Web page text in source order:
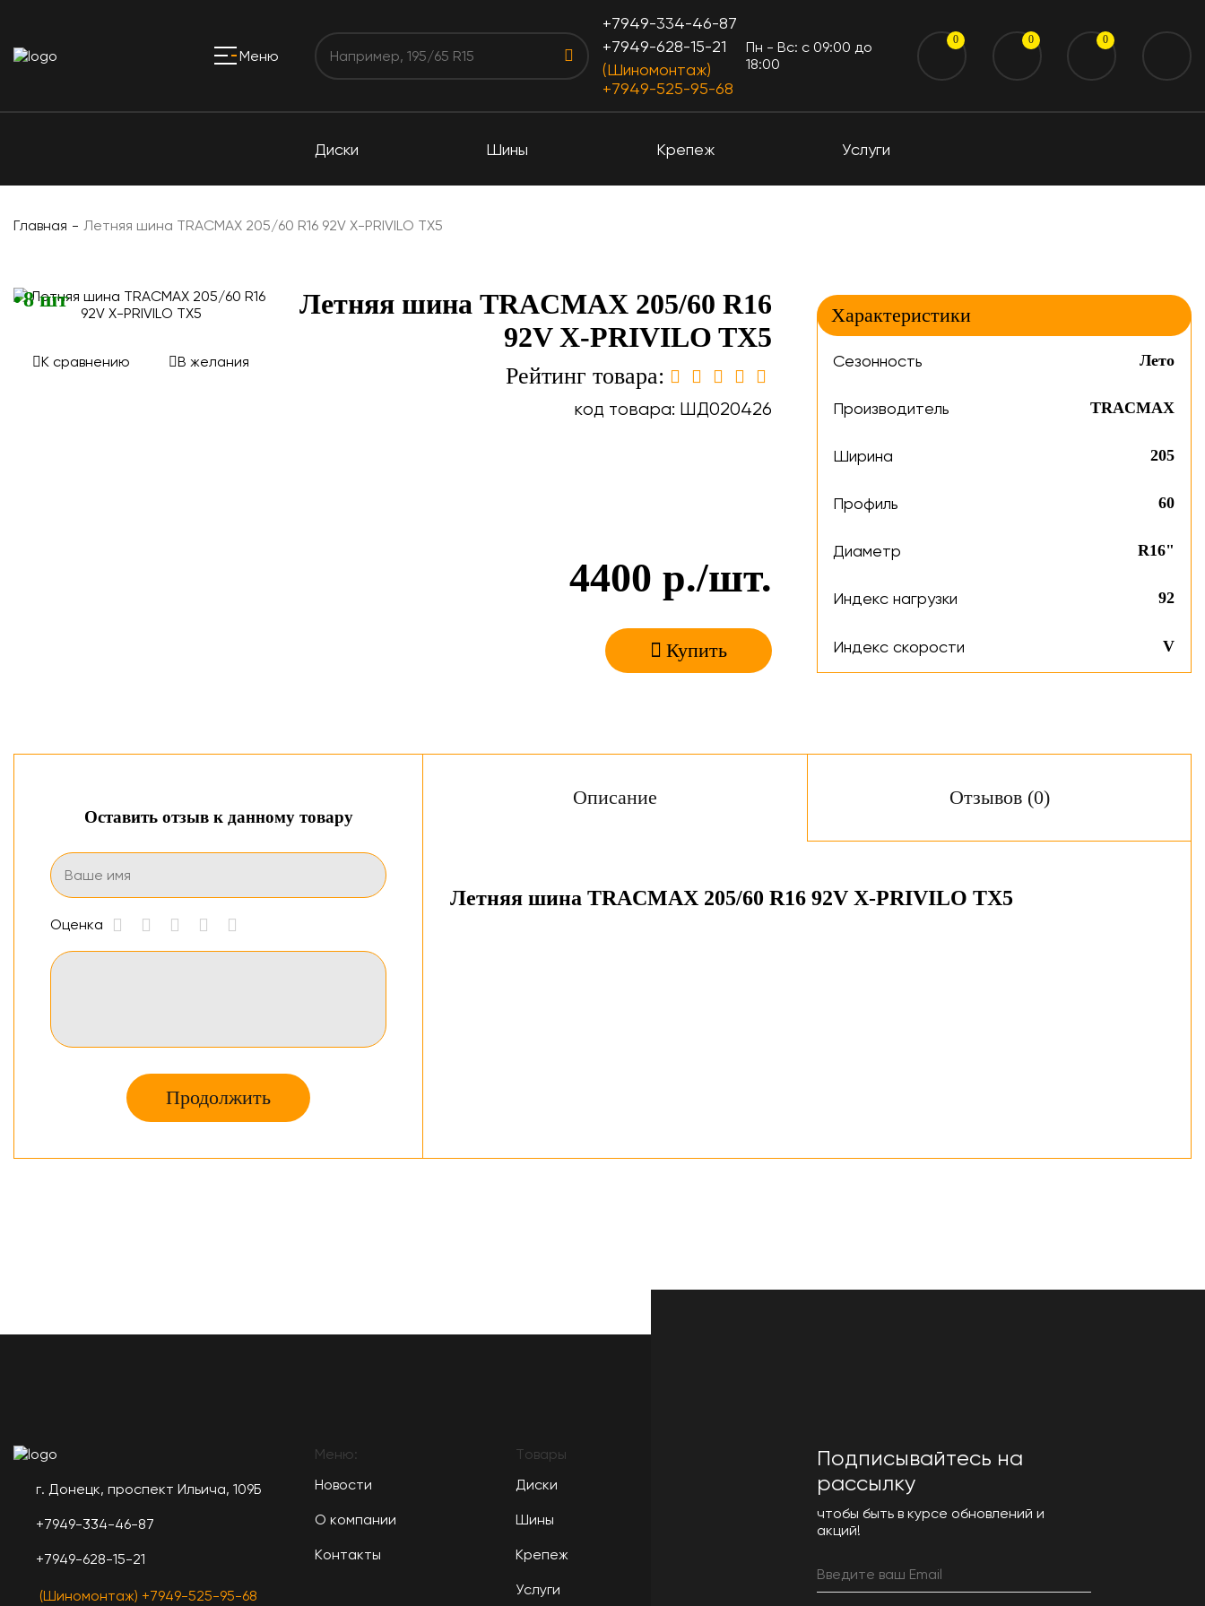
Меню
+7949-334-46-87
+7949-628-15-21
(Шиномонтаж)
+7949-525-95-68
Пн - Вс: c 09:00 до
18:00
0 0 0
Диски Шины Крепеж Услуги
Главная Летняя шина TRACMAX 205/60 R16 92V X-PRIVILO TX5
8 шт
К сравнению В желания
Летняя шина TRACMAX 205/60 R16
92V X-PRIVILO TX5
Рейтинг товара:
код товара: ШД020426
4400 р./шт.
Купить
Характеристики
Сезонность Лето
Производитель TRACMAX
Ширина 205
Профиль 60
Диаметр R16"
Индекс нагрузки 92
Индекс скорости V
Оставить отзыв к данному товару
Оценка
Продолжить
Описание Отзывов (0)
Летняя шина TRACMAX 205/60 R16 92V X-PRIVILO TX5
г. Донецк, проспект Ильича, 109Б
+7949-334-46-87
+7949-628-15-21
(Шиномонтаж) +7949-525-95-68
Меню:
Новости
О компании
Контакты
Товары
Диски
Шины
Крепеж
Услуги
Подписывайтесь на
рассылку
чтобы быть в курсе обновлений и
акций!